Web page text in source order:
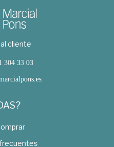
cliente
304 33 03